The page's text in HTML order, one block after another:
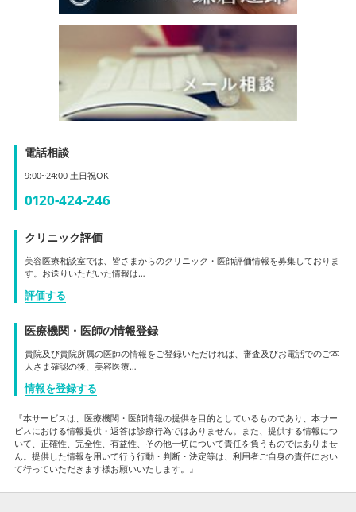
電話相談
9:00~24:00 土日祝OK
0120-424-246
クリニック評価
美容医療相談室では、皆さまからのクリニック・医師評価情報を募集しておりま
す。お送りいただいた情報は…
評価する
医療機関・医師の情報登録
貴院及び貴院所属の医師の情報をご登録いただければ、審査及びお電話でのご本
人さま確認の後、美容医療…
情報を登録する
『本サービスは、医療機関・医師情報の提供を目的としているものであり、本サー
ビスにおける情報提供・返答は診療行為ではありません。また、提供する情報につ
いて、正確性、完全性、有益性、その他一切について責任を負うものではありませ
ん。提供した情報を用いて行う行動・判断・決定等は、利用者ご自身の責任におい
て行っていただきます様お願いいたします。』